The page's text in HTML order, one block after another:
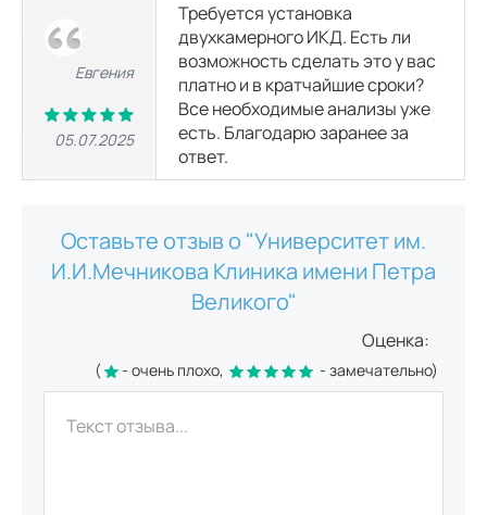
4300р.
4700р.
МРТ слюнных желез
МРТ суставов
5000
МРТ голеностопного сустава
р.
Евгения
05.07.2025
Требуется установка
двухкамерного ИКД. Есть ли
возможность сделать это у вас
платно и в кратчайшие сроки?
Все необходимые анализы уже
есть. Благодарю заранее за
ответ.
Оставьте отзыв о "Университет им.
И.И.Мечникова Клиника имени Петра
Великого"
Оценка:
( - очень плохо, - замечательно)